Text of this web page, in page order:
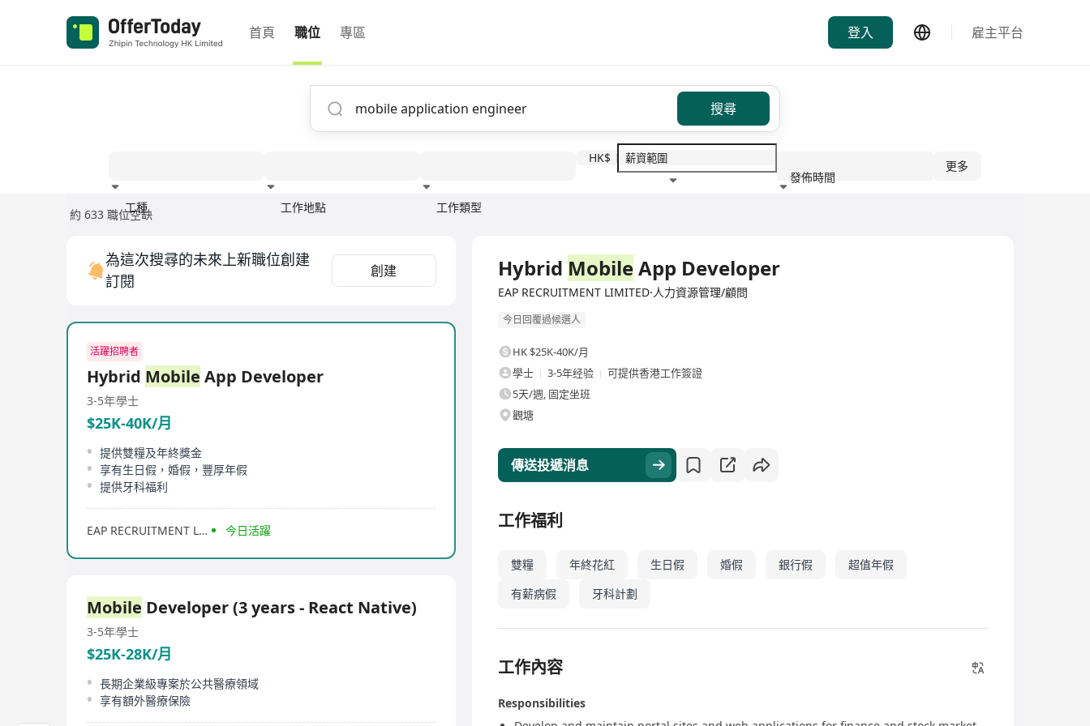
首頁 職位 專區 登入 雇主平台
搜尋
工種 工作地點 工作類型
HK$
發佈時間
更多
約 633 職位空缺
為這次搜尋的未來上新職位創建
訂閱
創建
活躍招聘者
Hybrid Mobile App Developer
3-5年學士
$25K-40K/月
提供雙糧及年終獎金
享有生日假，婚假，豐厚年假
提供牙科福利
EAP RECRUITMENT LIMITED 今日活躍
Mobile Developer (3 years - React Native)
3-5年學士
$25K-28K/月
長期企業級專案於公共醫療領域
享有額外醫療保險
Hybrid MobileApp Developer
EAP RECRUITMENT LIMITED·人力資源管理/顧問
今日回覆過候選人
HK $25K-40K/月
學士
3-5年经验
可提供香港工作簽證
5天/週, 固定坐班
觀塘
傳送投遞消息
工作福利
雙糧 年終花紅 生日假 婚假 銀行假
超值年假
有薪病假
牙科計劃
工作內容
Responsibilities